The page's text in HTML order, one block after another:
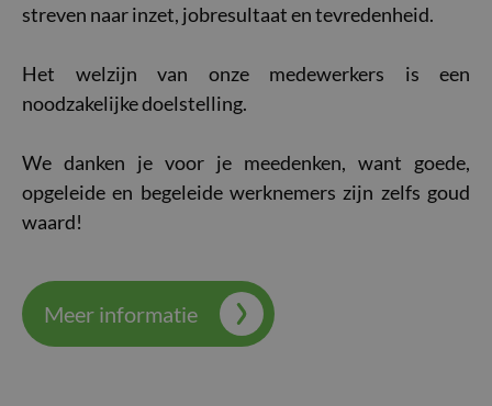
streven naar inzet, jobresultaat en tevredenheid.
Het welzijn van onze medewerkers is een
noodzakelijke doelstelling.
We danken je voor je meedenken, want goede,
opgeleide en begeleide werknemers zijn zelfs goud
waard!
Meer informatie